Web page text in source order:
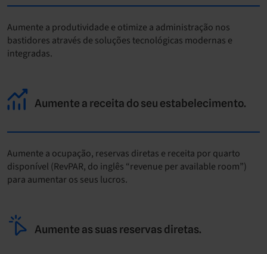
Aumente a produtividade e otimize a administração nos
bastidores através de soluções tecnológicas modernas e
integradas.
Aumente a receita do seu estabelecimento.
Aumente a ocupação, reservas diretas e receita por quarto
disponível (RevPAR, do inglês “revenue per available room”)
para aumentar os seus lucros.
Aumente as suas reservas diretas.